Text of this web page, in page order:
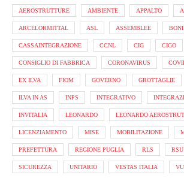
AEROSTRUTTURE AMBIENTE APPALTO
ARCELORMITTAL ASL ASSEMBLEE
CASSAINTEGRAZIONE CCNL CIG CIGO
CONSIGLIO DI FABBRICA CORONAVIRUS
EX ILVA FIOM GOVERNO GROTTAGLIE
ILVA IN AS INPS INTEGRATIVO
INVITALIA LEONARDO LEONARDO
LICENZIAMENTO MISE MOBILITAZIONE
PREFETTURA REGIONE PUGLIA RLS RSU
SICUREZZA UNITARIO VESTAS ITALIA